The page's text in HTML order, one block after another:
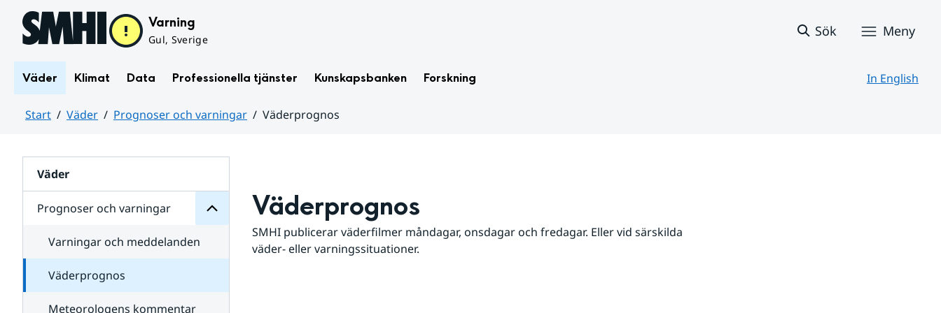
Hoppa till sidans innehåll Varning
Gul, Sverige
Sök Meny
Väder Klimat Data Professionella tjänster Kunskapsbanken Forskning In English
Start Väder Prognoser och varningar
Väderprognos
Väder
Prognoser och varningar
för
varningar
Varningar och meddelanden
Väderprognos
Meteorologens kommentar
Väderprognos
SMHI publicerar väderfilmer måndagar, onsdagar och fredagar. Eller vid särskilda
väder- eller varningssituationer.